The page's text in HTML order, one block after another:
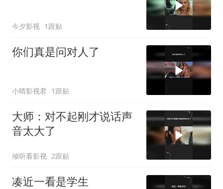
今夕影视 1跟贴
你们真是问对人了
小晴影视君 1跟贴
大师：对不起刚才说话声
音太大了
倾听看影视 2跟贴
凑近一看是学生